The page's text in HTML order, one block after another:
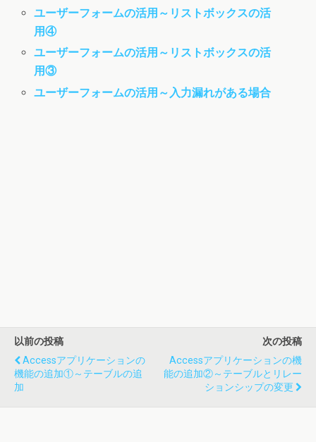
ユーザーフォームの活用～リストボックスの活
用④
ユーザーフォームの活用～リストボックスの活
用③
ユーザーフォームの活用～入力漏れがある場合
以前の投稿
Accessアプリケーションの
機能の追加①～テーブルの追
加
次の投稿
Accessアプリケーションの機
能の追加②～テーブルとリレー
ションシップの変更